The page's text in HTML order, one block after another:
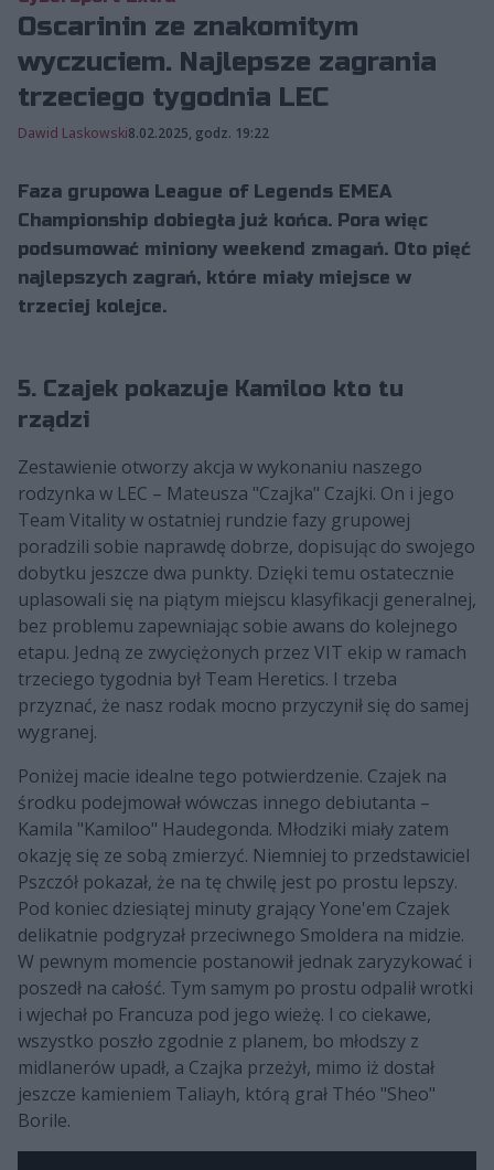
Oscarinin ze znakomitym
wyczuciem. Najlepsze zagrania
trzeciego tygodnia LEC
Dawid Laskowski8.02.2025, godz. 19:22
Faza grupowa League of Legends EMEA
Championship dobiegła już końca. Pora więc
podsumować miniony weekend zmagań. Oto pięć
najlepszych zagrań, które miały miejsce w
trzeciej kolejce.
5. Czajek pokazuje Kamiloo kto tu
rządzi
Zestawienie otworzy akcja w wykonaniu naszego
rodzynka w LEC – Mateusza "Czajka" Czajki. On i jego
Team Vitality w ostatniej rundzie fazy grupowej
poradzili sobie naprawdę dobrze, dopisując do swojego
dobytku jeszcze dwa punkty. Dzięki temu ostatecznie
uplasowali się na piątym miejscu klasyfikacji generalnej,
bez problemu zapewniając sobie awans do kolejnego
etapu. Jedną ze zwyciężonych przez VIT ekip w ramach
trzeciego tygodnia był Team Heretics. I trzeba
przyznać, że nasz rodak mocno przyczynił się do samej
wygranej.
Poniżej macie idealne tego potwierdzenie. Czajek na
środku podejmował wówczas innego debiutanta –
Kamila "Kamiloo" Haudegonda. Młodziki miały zatem
okazję się ze sobą zmierzyć. Niemniej to przedstawiciel
Pszczół pokazał, że na tę chwilę jest po prostu lepszy.
Pod koniec dziesiątej minuty grający Yone'em Czajek
delikatnie podgryzał przeciwnego Smoldera na midzie.
W pewnym momencie postanowił jednak zaryzykować i
poszedł na całość. Tym samym po prostu odpalił wrotki
i wjechał po Francuza pod jego wieżę. I co ciekawe,
wszystko poszło zgodnie z planem, bo młodszy z
midlanerów upadł, a Czajka przeżył, mimo iż dostał
jeszcze kamieniem Taliayh, którą grał Théo "Sheo"
Borile.